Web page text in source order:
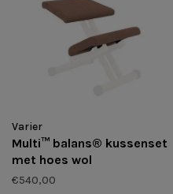
Varier
Multi™ balans® kussenset
met hoes wol
€540,00